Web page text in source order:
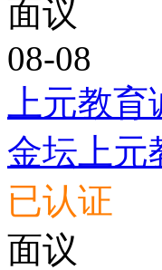
面议
08-08
上元教
金坛上元
已认证
面议